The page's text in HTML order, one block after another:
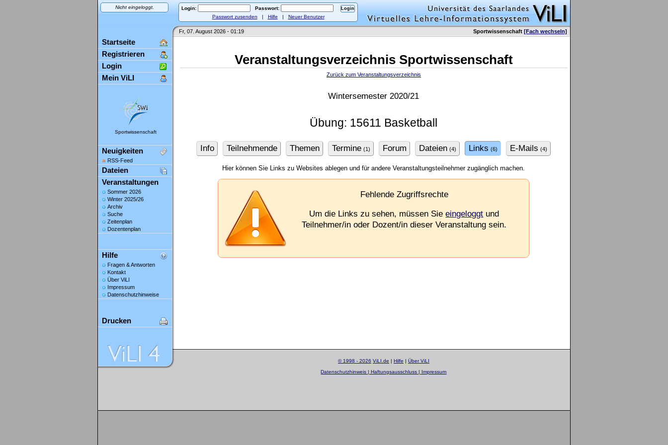
Nicht eingeloggt. Login:
Passwort:
Passwort zusenden | Hilfe | Neuer Benutzer
Fr, 07. August 2026 - 01:19 Sportwissenschaft [Fach wechseln]
Startseite
Registrieren
Login
Mein ViLI
Sportwissenschaft
Neuigkeiten
RSS-Feed
Dateien
Veranstaltungen
Sommer 2026
Winter 2025/26
Archiv
Suche
Zeitenplan
Dozentenplan
Hilfe
Fragen & Antworten
Kontakt
Über ViLI
Impressum
Datenschutzhinweise
Drucken
Veranstaltungsverzeichnis Sportwissenschaft
Zurück zum Veranstaltungsverzeichnis
Wintersemester 2020/21
Übung: 15611 Basketball
Info Teilnehmende Themen Termine (1) Forum Dateien (4) Links (6) E-Mails (4)
Hier können Sie Links zu Websites ablegen und für andere Veranstaltungsteilnehmer zugänglich machen.
Fehlende Zugriffsrechte
Um die Links zu sehen, müssen Sieeingeloggt und
Teilnehmer/in oder Dozent/in dieser Veranstaltung sein.
© 1998 - 2026 ViLI.de | Hilfe | Über ViLI
Datenschutzhinweis | Haftungsausschluss | Impressum